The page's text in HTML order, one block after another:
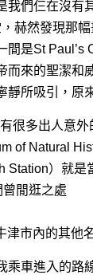
們仨在沒有
赫然發現那
是St Paul’s
來的聖潔和
所吸引，原
很多出人意
of Natural
Station）就是
閒逛之處
津市內的其他
車進入的路